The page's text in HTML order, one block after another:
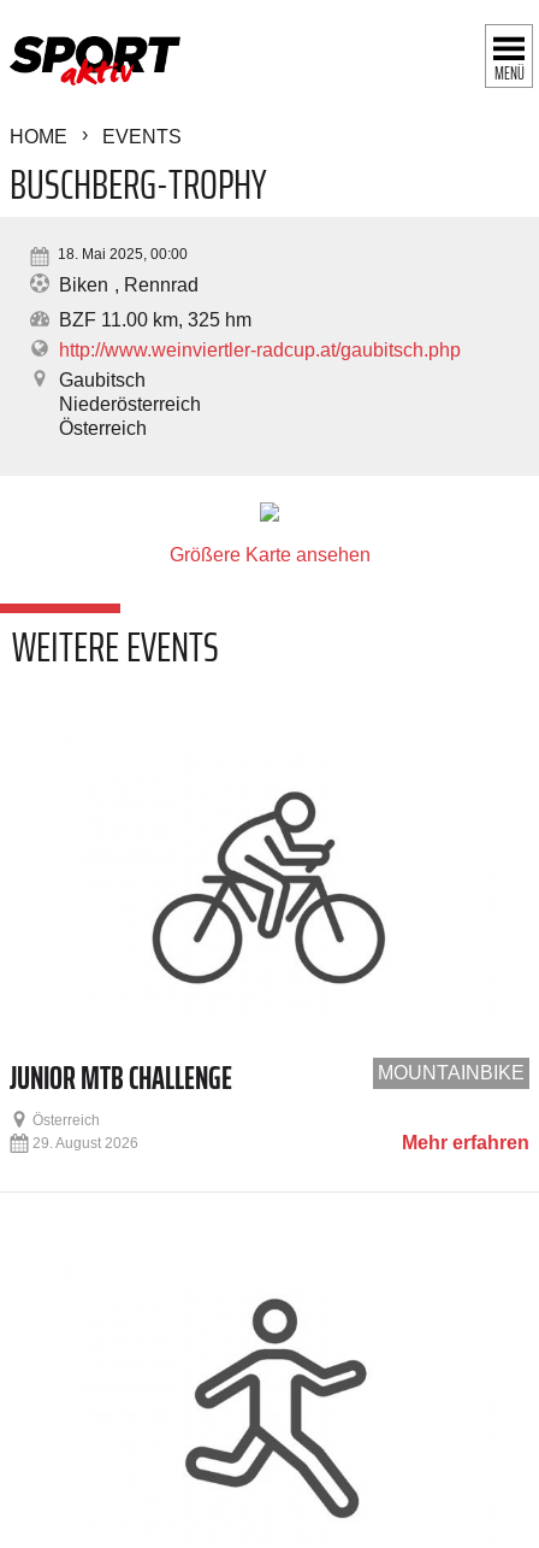
MENÜ
HOME EVENTS
BUSCHBERG-TROPHY
18. Mai 2025, 00:00
Biken
Rennrad
BZF 11.00 km, 325 hm
http://www.weinviertler-radcup.at/gaubitsch.php
Gaubitsch
Niederösterreich
Österreich
Größere Karte ansehen
WEITERE EVENTS
MOUNTAINBIKE
JUNIOR MTB CHALLENGE
Österreich
Mehr erfahren
29. August 2026